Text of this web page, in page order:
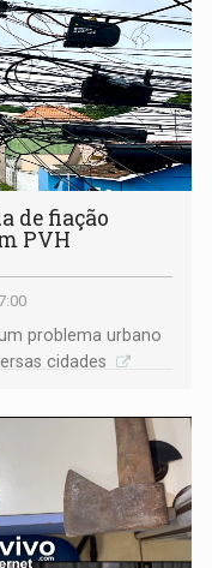
de fiação
PVH
problema urbano
cidades